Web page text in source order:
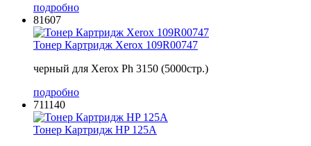
подробно
81607
Тонер Картридж Xerox 109R00747
черный для Xerox Ph 3150 (5000стр.)
подробно
711140
Тонер Картридж HP 125A